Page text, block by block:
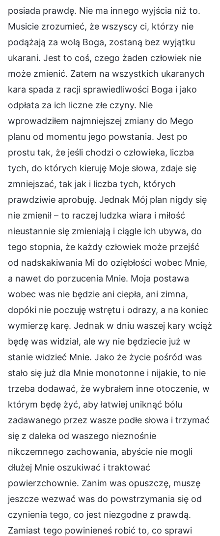
posiada prawdę. Nie ma innego wyjścia niż to.
Musicie zrozumieć, że wszyscy ci, którzy nie
podążają za wolą Boga, zostaną bez wyjątku
ukarani. Jest to coś, czego żaden człowiek nie
może zmienić. Zatem na wszystkich ukaranych
kara spada z racji sprawiedliwości Boga i jako
odpłata za ich liczne złe czyny. Nie
wprowadziłem najmniejszej zmiany do Mego
planu od momentu jego powstania. Jest po
prostu tak, że jeśli chodzi o człowieka, liczba
tych, do których kieruję Moje słowa, zdaje się
zmniejszać, tak jak i liczba tych, których
prawdziwie aprobuję. Jednak Mój plan nigdy się
nie zmienił – to raczej ludzka wiara i miłość
nieustannie się zmieniają i ciągle ich ubywa, do
tego stopnia, że każdy człowiek może przejść
od nadskakiwania Mi do oziębłości wobec Mnie,
a nawet do porzucenia Mnie. Moja postawa
wobec was nie będzie ani ciepła, ani zimna,
dopóki nie poczuję wstrętu i odrazy, a na koniec
wymierzę karę. Jednak w dniu waszej kary wciąż
będę was widział, ale wy nie będziecie już w
stanie widzieć Mnie. Jako że życie pośród was
stało się już dla Mnie monotonne i nijakie, to nie
trzeba dodawać, że wybrałem inne otoczenie, w
którym będę żyć, aby łatwiej uniknąć bólu
zadawanego przez wasze podłe słowa i trzymać
się z daleka od waszego nieznośnie
nikczemnego zachowania, abyście nie mogli
dłużej Mnie oszukiwać i traktować
powierzchownie. Zanim was opuszczę, muszę
jeszcze wezwać was do powstrzymania się od
czynienia tego, co jest niezgodne z prawdą.
Zamiast tego powinieneś robić to, co sprawi